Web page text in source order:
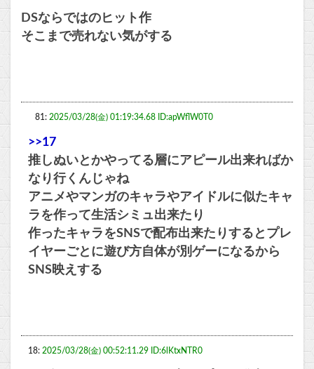
DSならではのヒット作
そこまで売れない気がする
81: 2025/03/28(金) 01:19:34.68 ID:apWflW0T0
>>17
推しぬいとかやってる層にアピール出来ればか
なり行くんじゃね
アニメやマンガのキャラやアイドルに似たキャ
ラを作って生活シミュ出来たり
作ったキャラをSNSで配布出来たりするとプレ
イヤーごとに遊び方自体が別ゲーになるから
SNS映えする
18: 2025/03/28(金) 00:52:11.29 ID:6lKtxNTR0